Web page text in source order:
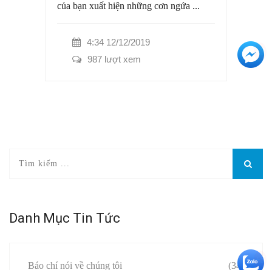
của bạn xuất hiện những cơn ngứa ...
4:34 12/12/2019
987 lượt xem
Danh Mục Tin Tức
Báo chí nói về chúng tôi (34)
+3
+5